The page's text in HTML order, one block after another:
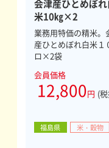
会津産ひとめぼれ
米10㎏×2
業務用特価の精米。
産ひとめぼれ白米１
ロ×2袋
会員価格
12,800円 (
福島県 米・穀物